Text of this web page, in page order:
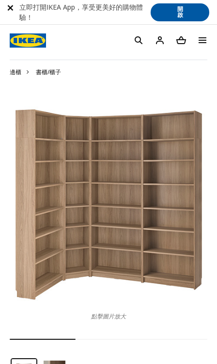
邊櫃 書櫃/櫃子
點擊圖片放大
立即打開IKEA App，享受更美好的購物體
驗！
開
啟